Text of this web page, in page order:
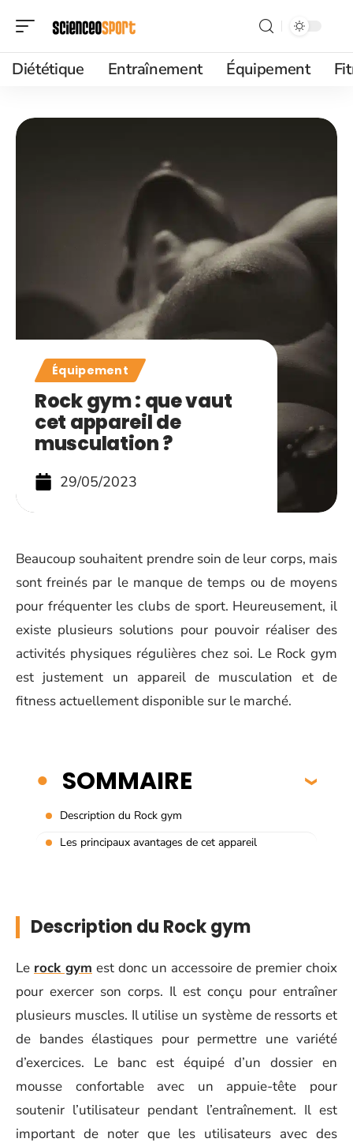
Diététique Entraînement Équipement
Équipement
Rock gym : que vaut
cet appareil de
musculation ?
29/05/2023
Beaucoup souhaitent prendre soin de leur corps, mais
sont freinés par le manque de temps ou de moyens
pour fréquenter les clubs de sport. Heureusement, il
existe plusieurs solutions pour pouvoir réaliser des
activités physiques régulières chez soi. Le Rock gym
est justement un appareil de musculation et de
fitness actuellement disponible sur le marché.
SOMMAIRE
Description du Rock gym
Les principaux avantages de cet appareil
Description du Rock gym
Le rock gym est donc un accessoire de premier choix
pour exercer son corps. Il est conçu pour entraîner
plusieurs muscles. Il utilise un système de ressorts et
de bandes élastiques pour permettre une variété
d’exercices. Le banc est équipé d’un dossier en
mousse confortable avec un appuie-tête pour
soutenir l’utilisateur pendant l’entraînement. Il est
important de noter que les utilisateurs avec des